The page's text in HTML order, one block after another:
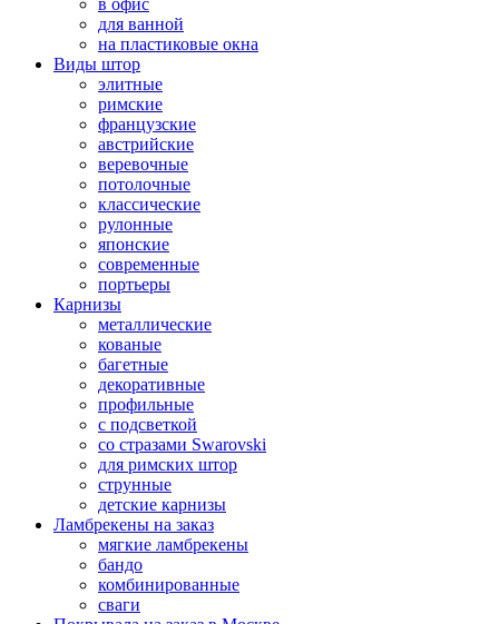
в офис
для ванной
на пластиковые окна
Виды штор
элитные
римские
французские
австрийские
веревочные
потолочные
классические
рулонные
японские
современные
портьеры
Карнизы
металлические
кованые
багетные
декоративные
профильные
с подсветкой
со стразами Swarovski
для римских штор
струнные
детские карнизы
Ламбрекены на заказ
мягкие ламбрекены
бандо
комбинированные
сваги